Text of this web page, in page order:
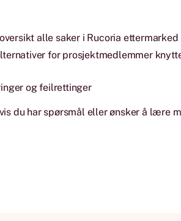
alle saker i Rucoria ettermarked
for prosjektmedlemmer
og feilrettinger
du har spørsmål eller ønsker å lære